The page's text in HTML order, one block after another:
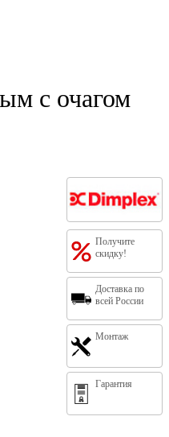
с очагом
Получите
скидку!
Доставка по
всей России
Монтаж
Гарантия